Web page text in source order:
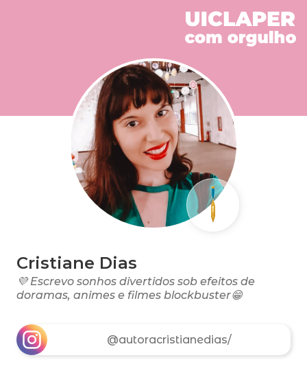
Cristiane Dias
💜 Escrevo sonhos divertidos sob efeitos de
doramas, animes e filmes blockbuster😁
@autoracristianedias/